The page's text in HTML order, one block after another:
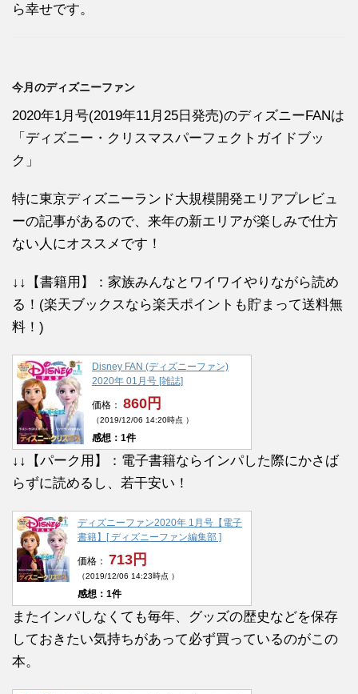
ら幸せです。
今月のディズニーファン
2020年1月号(2019年11月25日発売)のディズニーFANは
「ディズニー・クリスマスパーフェクトガイドブッ
ク」
特に東京ディズニーランド大規模開発エリアプレビュ
ーの記事があるので、来年の新エリアが楽しみで仕方
ない人にオススメです！
↓↓【書籍用】：家族みんなとワイワイやりながら読め
る！(楽天ブックスなら楽天ポイントも貯まって送料無
料！)
Disney FAN (ディズニーファン)
2020年 01月号 [雑誌]
価格： 860円
（2019/12/06 14:20時点 ）
感想：1件
↓↓【パーク用】：電子書籍ならインパした際にかさば
らずに読めるし、若干安い！
ディズニーファン2020年 1月号【電子
書籍】[ ディズニーファン編集部 ]
価格： 713円
（2019/12/06 14:23時点 ）
感想：1件
またインパしなくても毎年、グッズの歴史などを保存
しておきたい気持ちがあって必ず買っているのがこの
本。